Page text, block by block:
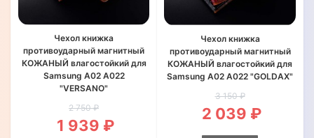
Чехол книжка
противоударный магнитный
КОЖАНЫЙ влагостойкий для
Samsung A02 A022
"VERSANO"
2 750 ₽
1 939 ₽
Чехол книжка
противоударный магнитный
КОЖАНЫЙ влагостойкий для
Samsung A02 A022 "GOLDAX"
3 150 ₽
2 039 ₽